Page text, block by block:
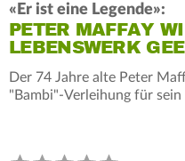
«Er ist eine Legende»:
PETER MAFFAY
LEBENSWERK
Der 74 Jahre alte Peter
"Bambi"-Verleihung für sein